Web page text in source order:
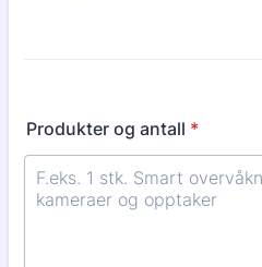
Produkter og antall *